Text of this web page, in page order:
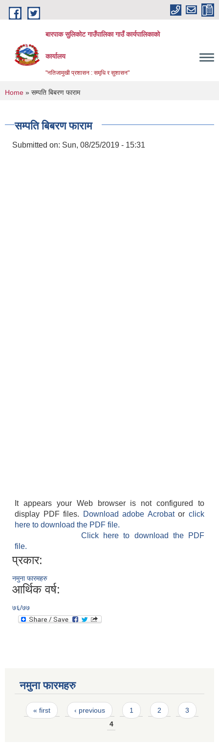
Skip to main content
बारपाक सुलिकोट गाउँपालिका गाउँ कार्यपालिकाको
कार्यालय
"नतिजामुखी प्रशासन : समृधि र सुशासन"
You are here
Home » सम्पति बिबरण फाराम
सम्पति बिबरण फाराम
Submitted on: Sun, 08/25/2019 - 15:31
It appears your Web browser is not configured to
display PDF files.
Download adobe Acrobatorclick
here to download the PDF file.
Click here to download the PDF
file.
प्रकार:
नमुना फारमहरु
आर्थिक वर्ष:
७६/७७
नमुना फारमहरु
Pages
« first ‹ previous 1 2
3
4